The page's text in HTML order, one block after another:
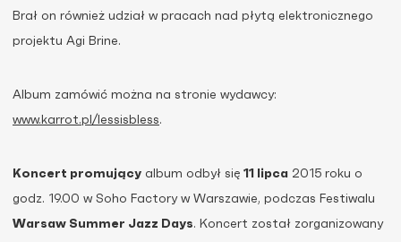
Brał on również udział w pracach nad płytą elektronicznego
projektu Agi Brine.
Album zamówić można na stronie wydawcy:
www.karrot.pl/lessisbless.
Koncert promujący album odbył się 11 lipca 2015 roku o
godz. 19.00 w Soho Factory w Warszawie, podczas Festiwalu
Warsaw Summer Jazz Days. Koncert został zorganizowany